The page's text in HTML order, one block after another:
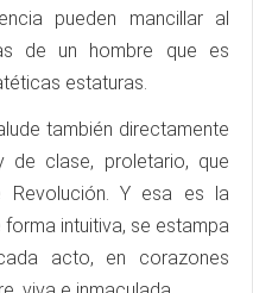
pueden mancillar al
de un hombre que es
estaturas.
también directamente
de clase, proletario, que
Y esa es la
intuitiva, se estampa
acto, en corazones